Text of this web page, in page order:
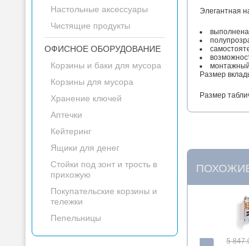
Настольные аксессуары
Чистящие продукты
ОФИСНОЕ ОБОРУДОВАНИЕ
Корзины и баки для мусора
Корзины для мусора
Хранение ключей
Аптечки
Кейтеринг
Ящики для денег
Стойки под зонт и трость в
прихожую
Покупательские корзины и
тележки
Пепельницы
Элегантная
выполнена
Размер
Размер
5